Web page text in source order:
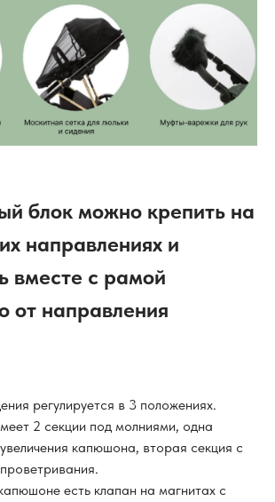
блок можно крепить на
направлениях и
вместе с рамой
от направления
регулируется в 3 положениях.
2 секции под молниями, одна
капюшона, вторая секция с
есть клапан на магнитах с